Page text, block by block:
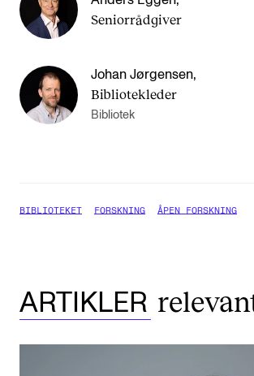
Biblioteket
Strategier, planer og rapporter
Hvem gjør hva i administrasjonen
Seniorrådgiver
Johan Jørgensen,
Bibliotekleder
Bibliotek
BIBLIOTEKET FORSKNING ÅPEN FORSKNING
ARTIKLER